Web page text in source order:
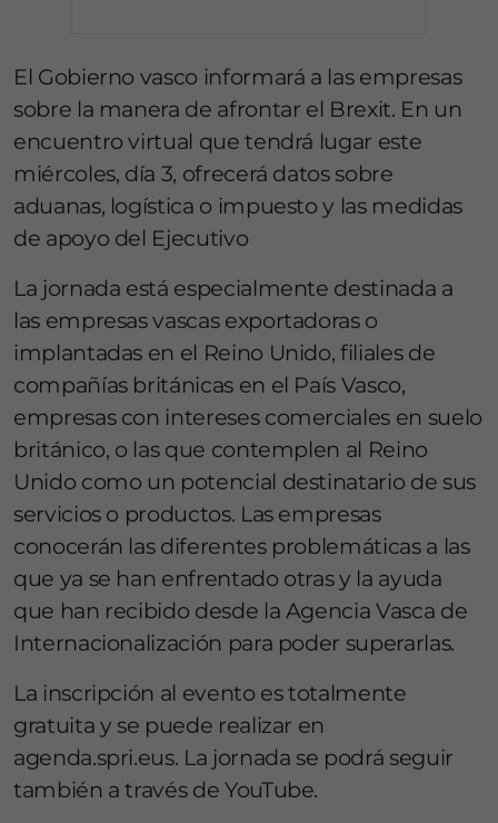
El Gobierno vasco informará a las empresas
sobre la manera de afrontar el Brexit. En un
encuentro virtual que tendrá lugar este
miércoles, día 3, ofrecerá datos sobre
aduanas, logística o impuesto y las medidas
de apoyo del Ejecutivo
La jornada está especialmente destinada a
las empresas vascas exportadoras o
implantadas en el Reino Unido, filiales de
compañías británicas en el País Vasco,
empresas con intereses comerciales en suelo
británico, o las que contemplen al Reino
Unido como un potencial destinatario de sus
servicios o productos. Las empresas
conocerán las diferentes problemáticas a las
que ya se han enfrentado otras y la ayuda
que han recibido desde la Agencia Vasca de
Internacionalización para poder superarlas.
La inscripción al evento es totalmente
gratuita y se puede realizar en
agenda.spri.eus. La jornada se podrá seguir
también a través de YouTube.